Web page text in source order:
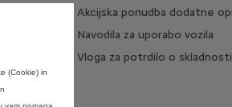
Akcijska ponudba dodatne
Navodila za uporabo vozila
Vloga za potrdilo o
(Cookie) in